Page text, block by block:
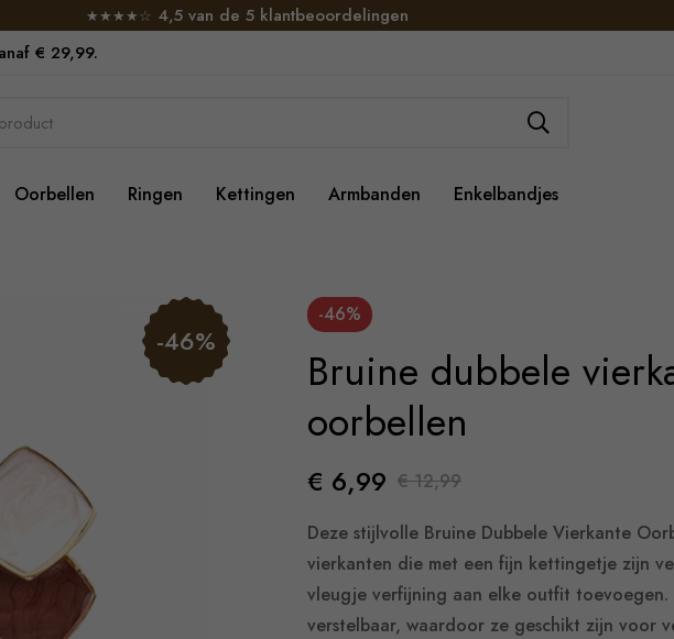
★★★★☆ 4,5 van de 5 klantbeoordelingen
€ 29,99.
Oorbellen Ringen Kettingen Armbanden Enkelbandjes
-46%
-46%
Bruine dubbele
oorbellen
€ 6,99 € 12,99
Deze stijlvolle Bruine Dubbele Vierkante
vierkanten die met een fijn kettingetje zijn
vleugje verfijning aan elke outfit toevoegen.
verstelbaar, waardoor ze geschikt zijn voor